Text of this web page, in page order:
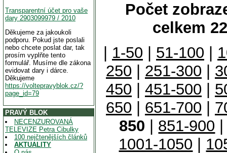
Transparentní účet pro vaše
dary 2903099979 / 2010
Děkujeme za jakoukoli
podporu. Pokud jste poslali
nebo chcete poslat dar, tak
prosím vyplňte tento
formulář. Musíme dle zákona
evidovat dary i dárce.
Děkujeme
https://voltepravyblok.cz/?
page_id=79
PRAVÝ BLOK
NECENZUROVANÁ
TELEVIZE Petra Cibulky
100 nejčtenějších článků
AKTUALITY
Počet
celkem
1-50 51-100
250
251-300
450
451-500
650
651-700
850
851-900
1001-1050